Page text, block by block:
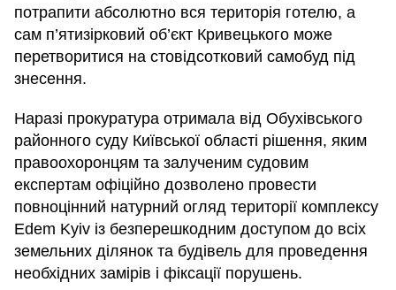
потрапити абсолютно вся територія готелю, а
сам п’ятизірковий об’єкт Кривецького може
перетворитися на стовідсотковий самобуд під
знесення.
Наразі прокуратура отримала від Обухівського
районного суду Київської області рішення, яким
правоохоронцям та залученим судовим
експертам офіційно дозволено провести
повноцінний натурний огляд території комплексу
Edem Kyiv із безперешкодним доступом до всіх
земельних ділянок та будівель для проведення
необхідних замірів і фіксації порушень.